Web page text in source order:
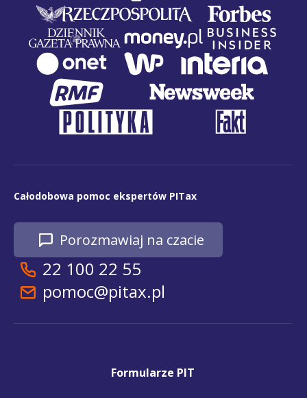
Całodobowa pomoc ekspertów PITax
Porozmawiaj na czacie
22 100 22 55
pomoc@pitax.pl
Formularze PIT